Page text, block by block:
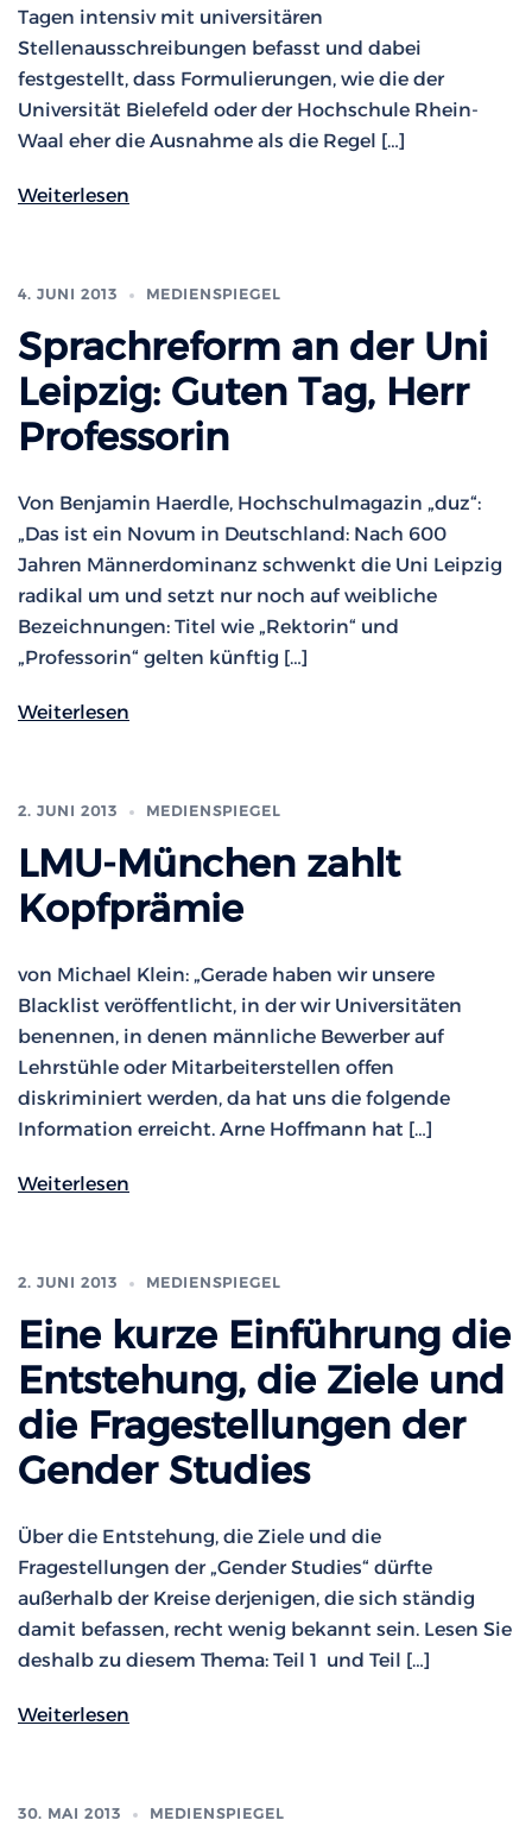
Tagen intensiv mit universitären
Stellenausschreibungen befasst und dabei
festgestellt, dass Formulierungen, wie die der
Universität Bielefeld oder der Hochschule Rhein-
Waal eher die Ausnahme als die Regel […]
Weiterlesen
4. JUNI 2013 MEDIENSPIEGEL
Sprachreform an der Uni
Leipzig: Guten Tag, Herr
Professorin
Von Benjamin Haerdle, Hochschulmagazin „duz“:
„Das ist ein Novum in Deutschland: Nach 600
Jahren Männerdominanz schwenkt die Uni Leipzig
radikal um und setzt nur noch auf weibliche
Bezeichnungen: Titel wie „Rektorin“ und
„Professorin“ gelten künftig […]
Weiterlesen
2. JUNI 2013 MEDIENSPIEGEL
LMU-München zahlt
Kopfprämie
von Michael Klein: „Gerade haben wir unsere
Blacklist veröffentlicht, in der wir Universitäten
benennen, in denen männliche Bewerber auf
Lehrstühle oder Mitarbeiterstellen offen
diskriminiert werden, da hat uns die folgende
Information erreicht. Arne Hoffmann hat […]
Weiterlesen
2. JUNI 2013 MEDIENSPIEGEL
Eine kurze Einführung die
Entstehung, die Ziele und
die Fragestellungen der
Gender Studies
Über die Entstehung, die Ziele und die
Fragestellungen der „Gender Studies“ dürfte
außerhalb der Kreise derjenigen, die sich ständig
damit befassen, recht wenig bekannt sein. Lesen Sie
deshalb zu diesem Thema: Teil 1 und Teil […]
Weiterlesen
30. MAI 2013 MEDIENSPIEGEL